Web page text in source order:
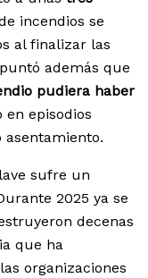
incendios se
al finalizar las
además que
pudiera haber
en episodios
sufre un
2025 ya se
decenas
que ha
organizaciones